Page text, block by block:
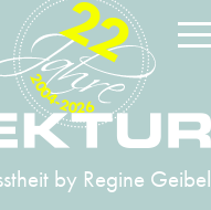
by Regine Geibel
2004-2026
22